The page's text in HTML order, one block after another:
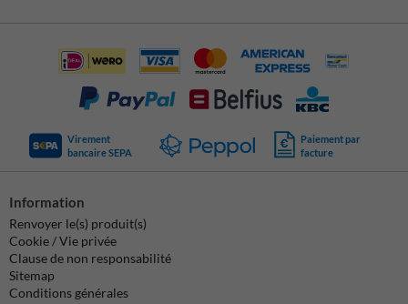
Virement
bancaire SEPA
Paiement par
facture
Information
Renvoyer le(s) produit(s)
Cookie / Vie privée
Clause de non responsabilité
Sitemap
Conditions générales